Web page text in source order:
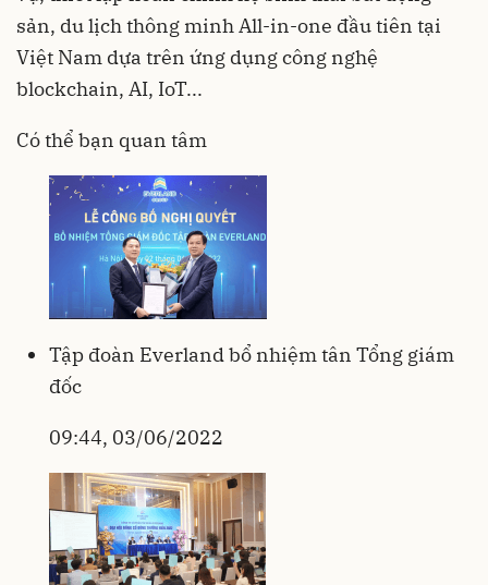
sản, du lịch thông minh All-in-one đầu tiên tại
Việt Nam dựa trên ứng dụng công nghệ
blockchain, AI, IoT...
Có thể bạn quan tâm
Tập đoàn Everland bổ nhiệm tân Tổng giám
đốc
09:44, 03/06/2022